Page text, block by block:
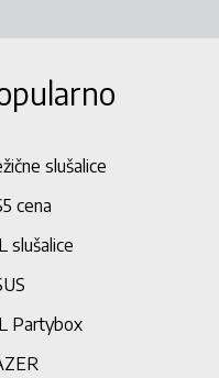
slušalice
cena
slušalice
Partybox